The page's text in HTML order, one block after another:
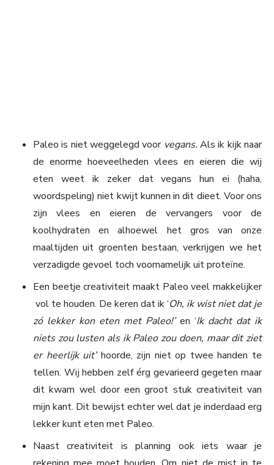
Paleo is niet weggelegd voor vegans.Als ik kijk naar
de enorme hoeveelheden vlees en eieren die wij
eten weet ik zeker dat vegans hun ei (haha,
woordspeling) niet kwijt kunnen in dit dieet. Voor ons
zijn vlees en eieren de vervangers voor de
koolhydraten en alhoewel het gros van onze
maaltijden uit groenten bestaan, verkrijgen we het
verzadigde gevoel toch voornamelijk uit proteïne.
Een beetje creativiteit maakt Paleo veel makkelijker
vol te houden. De keren dat ik ‘Oh, ik wist niet dat je
zó lekker kon eten met Paleo!’ en ‘Ik dacht dat ik
niets zou lusten als ik Paleo zou doen, maar dit ziet
er heerlijk uit’ hoorde, zijn niet op twee handen te
tellen. Wij hebben zelf érg gevarieerd gegeten maar
dit kwam wel door een groot stuk creativiteit van
mijn kant. Dit bewijst echter wel dat je inderdaad erg
lekker kunt eten met Paleo.
Naast creativiteit is planning ook iets waar je